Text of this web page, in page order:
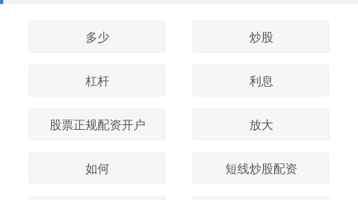
多少 炒股
杠杆 利息
股票正规配资开户 放大
如何 短线炒股配资